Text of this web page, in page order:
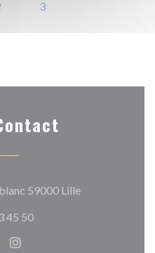
3
59000 Lille((ouvre une
45 50